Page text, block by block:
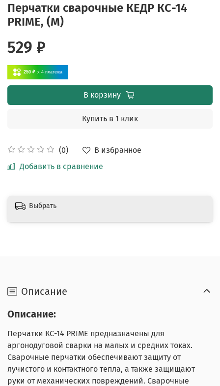
Перчатки сварочные КЕДР КС-14
PRIME, (M)
(0)
В избранное
Добавить в сравнение
529 ₽
250 ₽ x 4 платежа
В корзину
Купить в 1 клик
Выбрать
Описание
Описание:
Перчатки КС-14 PRIME предназначены для
аргонодуговой сварки на малых и средних токах.
Сварочные перчатки обеспечивают защиту от
лучистого и контактного тепла, а также защищают
руки от механических повреждений. Сварочные